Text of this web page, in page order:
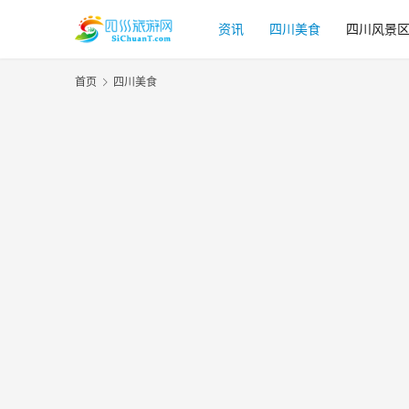
资讯 四川美食 四川风景区
首页 四川美食